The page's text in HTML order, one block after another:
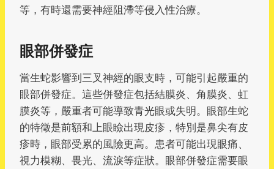
等，有時還需要神經阻滯等侵入性治療。
眼部併發症
當生蛇影響到三叉神經的眼支時，可能引起嚴重的
眼部併發症。這些併發症包括結膜炎、角膜炎、虹
膜炎等，嚴重者可能導致青光眼或失明。眼部生蛇
的特徵是前額和上眼瞼出現皮疹，特別是鼻尖有皮
疹時，眼部受累的風險更高。患者可能出現眼痛、
視力模糊、畏光、流淚等症狀。眼部併發症需要眼